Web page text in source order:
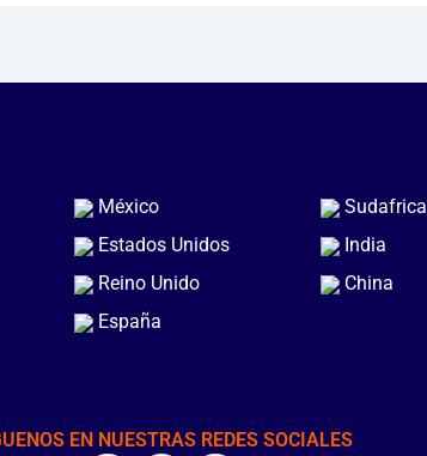
México
Estados Unidos
Reino Unido
España
Sudafrica
India
China
EN NUESTRAS REDES SOCIALES